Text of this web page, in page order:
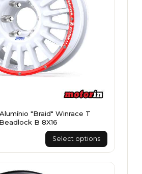
"Braid" Winrace T
Beadlock B 8X16
Select options